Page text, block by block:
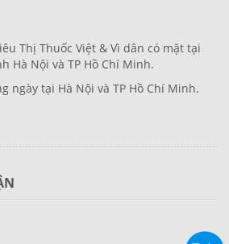
Thị Thuốc Việt & Vì dân có mặt tại
Hà Nội và TP Hồ Chí Minh.
ngày tại Hà Nội và TP Hồ Chí Minh.